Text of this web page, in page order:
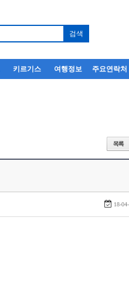
키르기스 여행정보 주요연락처
18-